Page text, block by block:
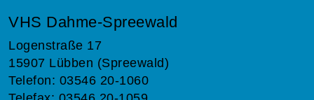
VHS Dahme-Spreewald
Logenstraße 17
15907 Lübben (Spreewald)
Telefon: 03546 20-1060